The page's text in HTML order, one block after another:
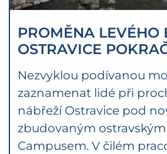
PROMĚNA LEVÉHO
OSTRAVICE
Nezvyklou podívanou
zaznamenat lidé při
nábřeží Ostravice pod
zbudovaným
Campusem. V čilém